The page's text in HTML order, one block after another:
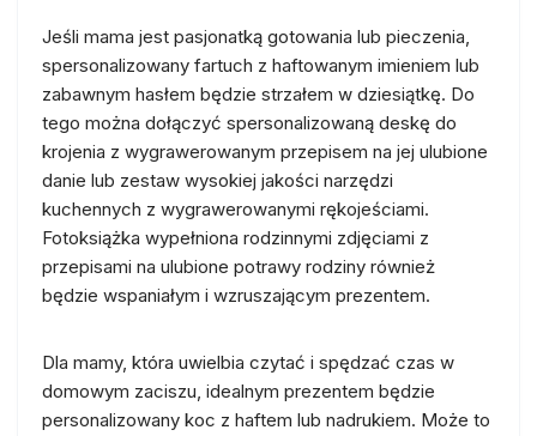
Jeśli mama jest pasjonatką gotowania lub pieczenia,
spersonalizowany fartuch z haftowanym imieniem lub
zabawnym hasłem będzie strzałem w dziesiątkę. Do
tego można dołączyć spersonalizowaną deskę do
krojenia z wygrawerowanym przepisem na jej ulubione
danie lub zestaw wysokiej jakości narzędzi
kuchennych z wygrawerowanymi rękojeściami.
Fotoksiążka wypełniona rodzinnymi zdjęciami z
przepisami na ulubione potrawy rodziny również
będzie wspaniałym i wzruszającym prezentem.
Dla mamy, która uwielbia czytać i spędzać czas w
domowym zaciszu, idealnym prezentem będzie
personalizowany koc z haftem lub nadrukiem. Może to